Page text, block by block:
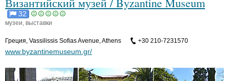
32
музеи, выставки
Греция, Vassilissis Sofias Avenue, Athens +30 210-7231570
www.byzantinemuseum.gr/
Button